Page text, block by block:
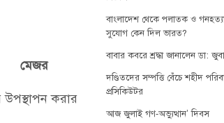
মেজর
করার
বাংলাদেশ থেকে পলাতক ও
সুযোগ কেন দিল ভারত?
বাবার কবরে শ্রদ্ধা জানালেন ডা:
দণ্ডিতদের সম্পত্তি বেঁচে শহীদ
প্রসিকিউটর
আজ জুলাই গণ-অভ্যুত্থান’ দিবস